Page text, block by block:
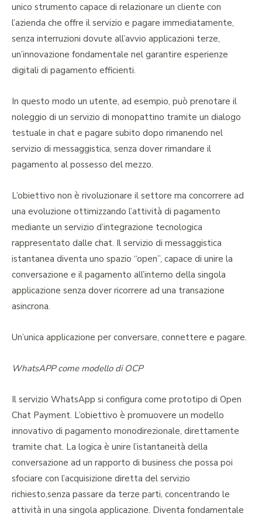
unico strumento capace di relazionare un cliente con
l’azienda che offre il servizio e pagare immediatamente,
senza interruzioni dovute all’avvio applicazioni terze,
un’innovazione fondamentale nel garantire esperienze
digitali di pagamento efficienti.
In questo modo un utente, ad esempio, può prenotare il
noleggio di un servizio di monopattino tramite un dialogo
testuale in chat e pagare subito dopo rimanendo nel
servizio di messaggistica, senza dover rimandare il
pagamento al possesso del mezzo.
L’obiettivo non è rivoluzionare il settore ma concorrere ad
una evoluzione ottimizzando l’attività di pagamento
mediante un servizio d’integrazione tecnologica
rappresentato dalle chat. Il servizio di messaggistica
istantanea diventa uno spazio “open”, capace di unire la
conversazione e il pagamento all’interno della singola
applicazione senza dover ricorrere ad una transazione
asincrona.
Un’unica applicazione per conversare, connettere e pagare.
WhatsAPP come modello di OCP
Il servizio WhatsApp si configura come prototipo di Open
Chat Payment. L’obiettivo è promuovere un modello
innovativo di pagamento monodirezionale, direttamente
tramite chat. La logica è unire l’istantaneità della
conversazione ad un rapporto di business che possa poi
sfociare con l’acquisizione diretta del servizio
richiesto,senza passare da terze parti, concentrando le
attività in una singola applicazione. Diventa fondamentale